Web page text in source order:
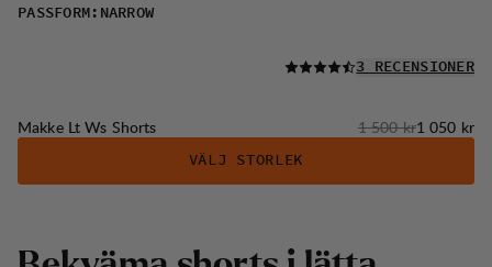
PASSFORM : NARROW
LÄS ALLA
3 RECENSIONER
Makke Lt Ws Shorts Originalpris:
1 500 krReapris:
1 050 kr
VÄLJ STORLEK